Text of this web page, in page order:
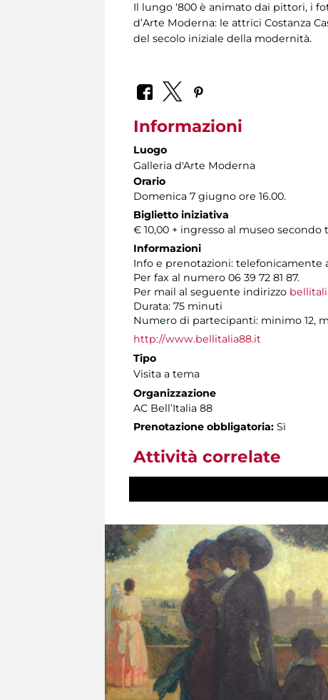
Il lungo ‘800 è animato dai pittori, i
d’Arte Moderna: le attrici Costanza
del secolo iniziale della modernità.
Informazioni
Luogo
Galleria d'Arte Moderna
Orario
Domenica 7 giugno ore 16.00.
Biglietto iniziativa
€ 10,00 + ingresso al museo
Informazioni
Info e prenotazioni: telefonicamente
Per fax al numero 06 39 72 81 87.
Per mail al seguente indirizzo
Durata: 75 minuti
Numero di partecipanti: minimo 12,
http://www.bellitalia88.it
Tipo
Visita a tema
Organizzazione
AC Bell’Italia 88
Prenotazione obbligatoria: Sì
Attività correlate